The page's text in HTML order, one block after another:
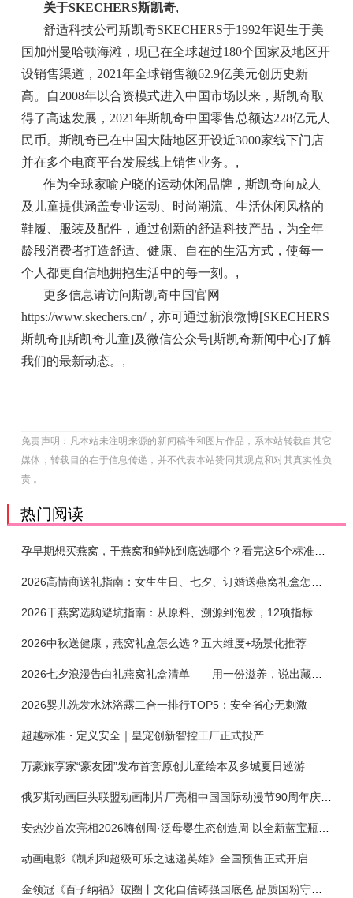
关于SKECHERS斯凯奇,
舒适科技公司斯凯奇SKECHERS于1992年诞生于美
国加州曼哈顿海滩，现已在全球超过180个国家及地区开
设销售渠道，2021年全球销售额62.9亿美元创历史新
高。自2008年以合资模式进入中国市场以来，斯凯奇取
得了高速发展，2021年斯凯奇中国零售总额达228亿元人
民币。斯凯奇已在中国大陆地区开设近3000家线下门店
并在多个电商平台发展线上销售业务。 ,
作为全球家喻户晓的运动休闲品牌，斯凯奇向成人
及儿童提供涵盖专业运动、时尚潮流、生活休闲风格的
鞋履、服装及配件，通过创新的舒适科技产品，为全年
龄段消费者打造舒适、健康、自在的生活方式，使每一
个人都更自信地拥抱生活中的每一刻。 ,
更多信息请访问斯凯奇中国官网
https://www.skechers.cn/，亦可通过新浪微博[SKECHERS
斯凯奇][斯凯奇儿童]及微信公众号[斯凯奇新闻中心]了解
我们的最新动态。 ,
免责声明：凡本站未注明来源的新闻稿件和图片作品，系本站转载自其它
媒体，转载目的在于信息传递，并不代表本站赞同其观点和对其真实性负
责 。
热门阅读
孕早期想买燕窝，干燕窝和鲜炖到底选哪个？看完这5个标准再下单
2026干燕窝选购避坑指南：从原料、溯源到泡发，12项指标判断靠谱燕窝
2026中秋送健康，燕窝礼盒怎么选？五大维度+场景化推荐
2026七夕浪漫告白礼燕窝礼盒清单——用一份滋养，说出藏在心底的爱
2026婴儿洗发水沐浴露二合一排行TOP5：安全省心无刺激
超越标准・定义安全｜皇宠创新智控工厂正式投产
万豪旅享家“豪友团”发布首套原创儿童绘本及多城夏日巡游
俄罗斯动画巨头联盟动画制片厂亮相中国国际动漫节90周年庆开启中国之旅新篇章
金领冠《百子纳福》破圈丨文化自信铸强国底色 品质国粉守护新生